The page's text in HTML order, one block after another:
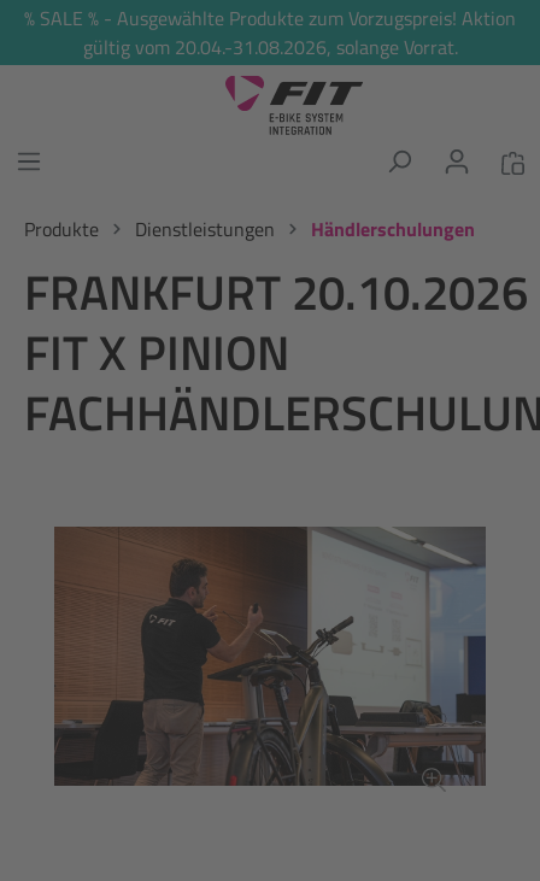
springen
% SALE % - Ausgewählte Produkte zum Vorzugspreis! Aktion
gültig vom 20.04.-31.08.2026, solange Vorrat.
Produkte Dienstleistungen Händlerschulungen
FRANKFURT
FIT X PINION